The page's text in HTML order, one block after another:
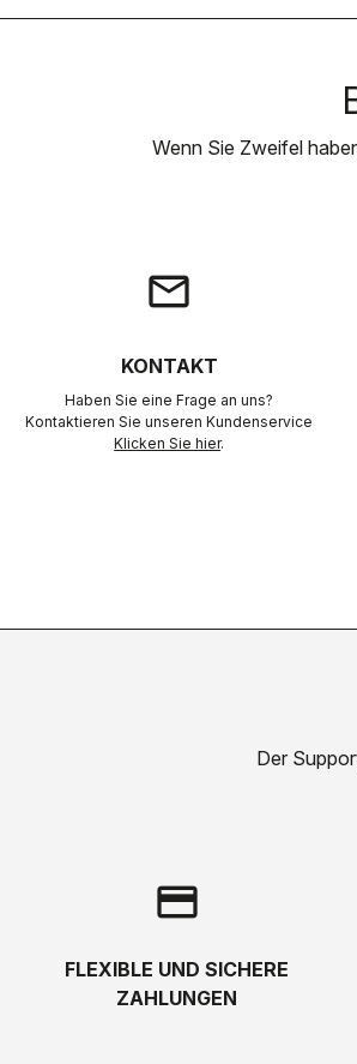
Wenn Sie Zweifel
email
KONTAKT
Haben Sie eine Frage an uns?
Kontaktieren Sie unseren Kundenservice
Klicken Sie hier.
Der
credit_card
FLEXIBLE UND SICHERE
ZAHLUNGEN